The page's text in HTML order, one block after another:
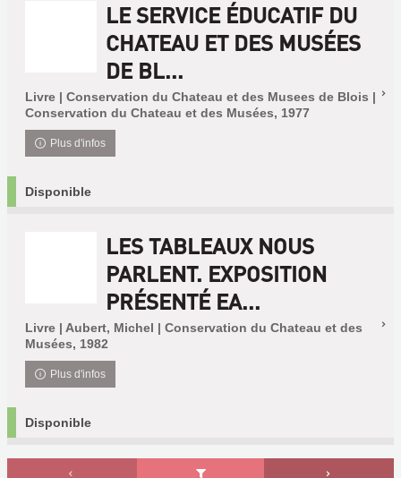
LE SERVICE ÉDUCATIF DU
CHATEAU ET DES MUSÉES
DE BL...
Livre | Conservation du Chateau et des Musees de Blois |
Conservation du Chateau et des Musées, 1977
Plus d'infos
Disponible
LES TABLEAUX NOUS
PARLENT. EXPOSITION
PRÉSENTÉ EA...
Livre | Aubert, Michel | Conservation du Chateau et des
Musées, 1982
Plus d'infos
Disponible